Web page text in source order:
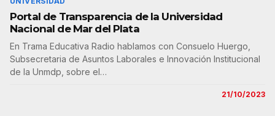
Portal de Transparencia de la Universidad
Nacional de Mar del Plata
En Trama Educativa Radio hablamos con Consuelo Huergo,
Subsecretaria de Asuntos Laborales e Innovación Institucional
de la Unmdp, sobre el…
21/10/2023